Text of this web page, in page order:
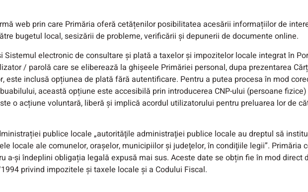
web prin care Primăria oferă cetățenilor posibilitatea acesării informațiilor de
bugetul local, sesizării de probleme, verificării și depunerii de documente online.
Sistemul electronic de consultare și plată a taxelor și impozitelor locale integrat în
/ parolă care se eliberează la ghișeele Primăriei personal, dupa prezentarea
este inclusă opțiunea de plată fără autentificare. Pentru a putea procesa în mod
această opțiune este accesibilă prin introducerea CNP-ului (persoane
o acțiune voluntară, liberă și implică acordul utilizatorului pentru preluarea lor de
publice locale „autorităţile administraţiei publice locale au dreptul să
locale ale comunelor, oraşelor, municipiilor şi judeţelor, în condiţiile legii”. Primăria
a-și îndeplini obligația legală expusă mai sus. Aceste date se obțin fie în mod direct
privind impozitele și taxele locale și a Codului Fiscal.